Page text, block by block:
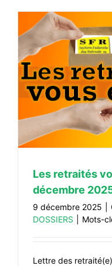
Les retraités
décembre
9 décembre 2025
DOSSIERS
Mots-
Lettre des